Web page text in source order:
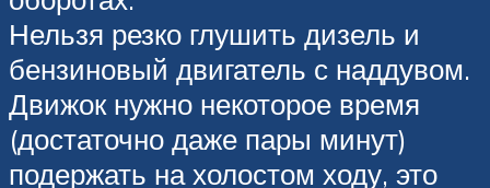
Нельзя резко глушить дизель и
бензиновый двигатель с наддувом.
Движок нужно некоторое время
(достаточно даже пары минут)
подержать на холостом ходу, это